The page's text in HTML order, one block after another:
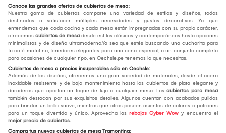
Conoce las grandes ofertas de cubiertos de mesa:
Nuestra gama de cubiertos comparte una variedad de estilos y diseños, todos
destinados a satisfacer múltiples necesidades y gustos decorativos. Ya que
entendemos que cada cocina y cada mesa están impregnadas con su propio carácter,
ofrecemos cubiertos de mesa desde estilos clásicos y contemporáneos hasta opciones
minimalistas y de diseño ultramoderno.Ya sea que estés buscando una cucharita para
tu café matutino, tenedores elegantes para una cena especial, o un conjunto completo
para ocasiones de cualquier tipo, en Oechsle.pe tenemos lo que necesitas.
Cubiertos de mesa a precios insuperables sólo en Oechsle:
Además de los diseños, ofrecemos una gran variedad de materiales, desde el acero
inoxidable resistente y de bajo mantenimiento hasta los cubiertos de plata elegante y
duraderos que aportan un toque de lujo a cualquier mesa. Los cubiertos para mesa
también destacan por sus exquisitos detalles. Algunos cuentan con acabados pulidos
para brindar un brillo suave, mientras que otros poseen asientos de colores o patrones
para un toque divertido y único. Aprovecha las rebajas Cyber Wow y encuentra el
mejor precio de cubiertos.
Compra tus nuevos cubiertos de mesa Tramontina: